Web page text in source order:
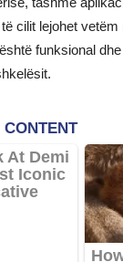
cilit lejohet
funksional